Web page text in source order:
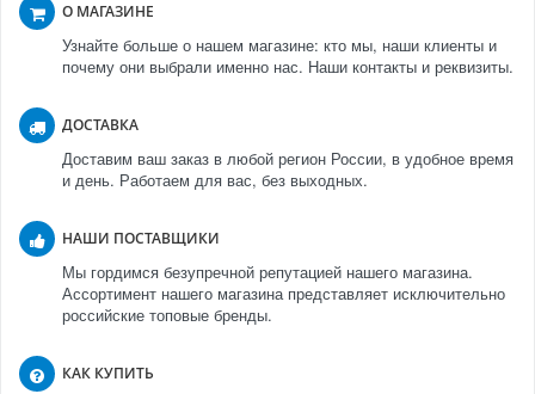
О МАГАЗИНЕ
Узнайте больше о нашем магазине: кто мы, наши клиенты и
почему они выбрали именно нас. Наши контакты и реквизиты.
ДОСТАВКА
Доставим ваш заказ в любой регион России, в удобное время
и день. Работаем для вас, без выходных.
НАШИ ПОСТАВЩИКИ
Мы гордимся безупречной репутацией нашего магазина.
Ассортимент нашего магазина представляет исключительно
российские топовые бренды.
КАК КУПИТЬ